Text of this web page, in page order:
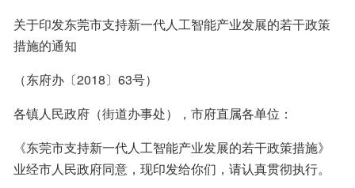
关于印发东莞市支持新一代人工智能产业发展的若干政策
措施的通知
（东府办〔2018〕63号）
各镇人民政府（街道办事处），市府直属各单位：
《东莞市支持新一代人工智能产业发展的若干政策措施》
业经市人民政府同意，现印发给你们，请认真贯彻执行。